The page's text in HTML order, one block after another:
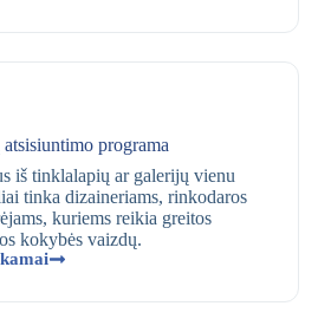
programa
iš tinklalapių ar galerijų vienu
tinka dizaineriams, rinkodaros
kuriems reikia greitos
kokybės vaizdų.